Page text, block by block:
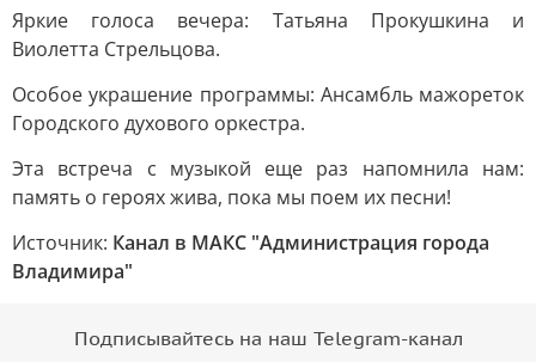
Яркие голоса вечера: Татьяна Прокушкина и
Виолетта Стрельцова.
Особое украшение программы: Ансамбль мажореток
Городского духового оркестра.
Эта встреча с музыкой еще раз напомнила нам:
память о героях жива, пока мы поем их песни!
Источник: Канал в МАКС "Администрация города
Владимира"
Подписывайтесь на наш Telegram-канал